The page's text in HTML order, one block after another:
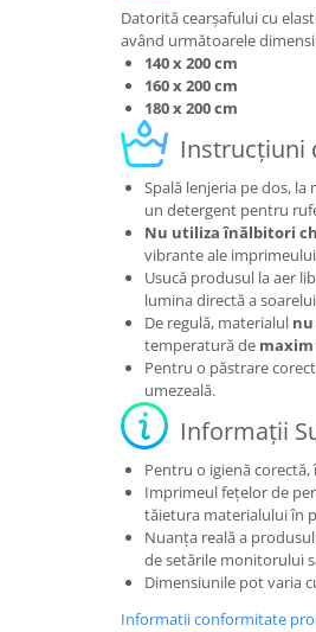
Datorită cearșafului cu
având următoarele
140 x 200 cm
160 x 200 cm
180 x 200 cm
Instrucțiuni
Spală lenjeria pe dos,
un detergent pentru
Nu utiliza înălbitori
vibrante ale
Usucă produsul la aer
lumina directă a
De regulă, materialul
temperatură de maxim
Pentru o păstrare
umezeală.
Informații
Pentru o igienă
Imprimeul fețelor de
tăietura materialului în
Nuanța reală a
de setările monitorului
Dimensiunile pot varia
Informatii conformitate